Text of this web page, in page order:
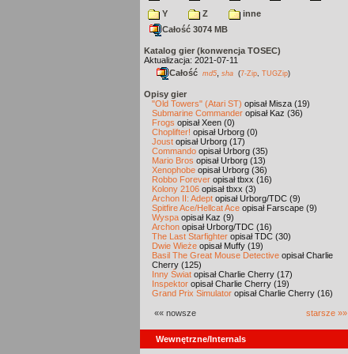
Y
Z
inne
Całość 3074 MB
Katalog gier (konwencja TOSEC)
Aktualizacja: 2021-07-11
Całość md5 sha (7-Zip TUGZip)
Opisy gier
"Old Towers" (Atari ST) opisał Misza (19)
Submarine Commander opisał Kaz (36)
Frogs opisał Xeen (0)
Choplifter! opisał Urborg (0)
Joust opisał Urborg (17)
Commando opisał Urborg (35)
Mario Bros opisał Urborg (13)
Xenophobe opisał Urborg (36)
Robbo Forever opisał tbxx (16)
Kolony 2106 opisał tbxx (3)
Archon II: Adept opisał Urborg/TDC (9)
Spitfire Ace/Hellcat Ace opisał Farscape (9)
Wyspa opisał Kaz (9)
Archon opisał Urborg/TDC (16)
The Last Starfighter opisał TDC (30)
Dwie Wieże opisał Muffy (19)
Basil The Great Mouse Detective opisał Charlie
Cherry (125)
Inny Świat opisał Charlie Cherry (17)
Inspektor opisał Charlie Cherry (19)
Grand Prix Simulator opisał Charlie Cherry (16)
«« nowsze starsze »»
Wewnętrzne/Internals